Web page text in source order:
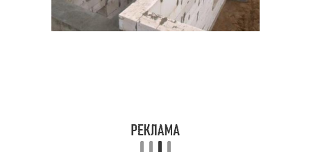
Требования к
Деревянное перекрытие Сборные перекрытия